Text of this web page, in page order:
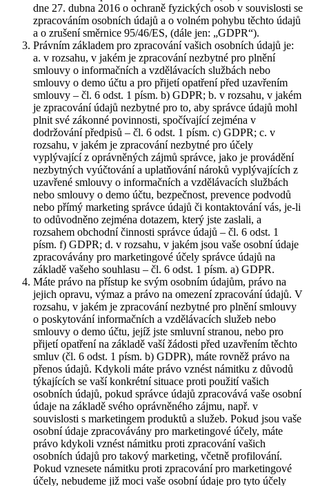
dne 27. dubna 2016 o ochraně fyzických osob v souvislosti se
zpracováním osobních údajů a o volném pohybu těchto údajů
a o zrušení směrnice 95/46/ES, (dále jen: „GDPR“).
Právním základem pro zpracování vašich osobních údajů je:
a. v rozsahu, v jakém je zpracování nezbytné pro plnění
smlouvy o informačních a vzdělávacích službách nebo
smlouvy o demo účtu a pro přijetí opatření před uzavřením
smlouvy – čl. 6 odst. 1 písm. b) GDPR; b. v rozsahu, v jakém
je zpracování údajů nezbytné pro to, aby správce údajů mohl
plnit své zákonné povinnosti, spočívající zejména v
dodržování předpisů – čl. 6 odst. 1 písm. c) GDPR; c. v
rozsahu, v jakém je zpracování nezbytné pro účely
vyplývající z oprávněných zájmů správce, jako je provádění
nezbytných vyúčtování a uplatňování nároků vyplývajících z
uzavřené smlouvy o informačních a vzdělávacích službách
nebo smlouvy o demo účtu, bezpečnost, prevence podvodů
nebo přímý marketing správce údajů či kontaktování vás, je-li
to odůvodněno zejména dotazem, který jste zaslali, a
rozsahem obchodní činnosti správce údajů – čl. 6 odst. 1
písm. f) GDPR; d. v rozsahu, v jakém jsou vaše osobní údaje
zpracovávány pro marketingové účely správce údajů na
základě vašeho souhlasu – čl. 6 odst. 1 písm. a) GDPR.
Máte právo na přístup ke svým osobním údajům, právo na
jejich opravu, výmaz a právo na omezení zpracování údajů. V
rozsahu, v jakém je zpracování nezbytné pro plnění smlouvy
o poskytování informačních a vzdělávacích služeb nebo
smlouvy o demo účtu, jejíž jste smluvní stranou, nebo pro
přijetí opatření na základě vaší žádosti před uzavřením těchto
smluv (čl. 6 odst. 1 písm. b) GDPR), máte rovněž právo na
přenos údajů. Kdykoli máte právo vznést námitku z důvodů
týkajících se vaší konkrétní situace proti použití vašich
osobních údajů, pokud správce údajů zpracovává vaše osobní
údaje na základě svého oprávněného zájmu, např. v
souvislosti s marketingem produktů a služeb. Pokud jsou vaše
osobní údaje zpracovávány pro marketingové účely, máte
právo kdykoli vznést námitku proti zpracování vašich
osobních údajů pro takový marketing, včetně profilování.
Pokud vznesete námitku proti zpracování pro marketingové
účely, nebudeme již moci vaše osobní údaje pro tyto účely